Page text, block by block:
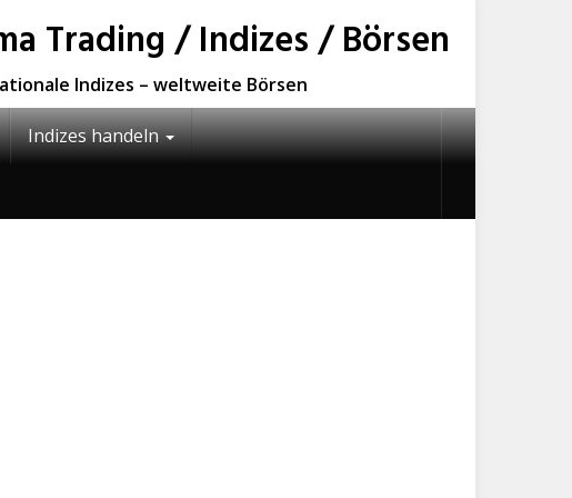
Trading / Indizes / Börsen
Indizes – weltweite Börsen
Indizes handeln